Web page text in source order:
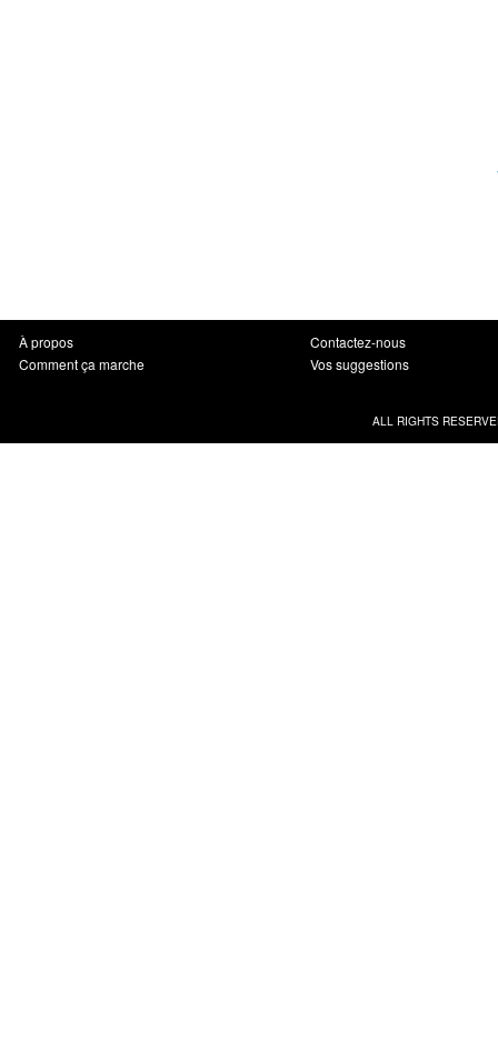
À propos
Comment ça marche
Contactez-nous
Vos suggestions
ALL RIGHTS